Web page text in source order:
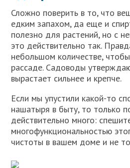
Сложно поверить в то, что
едким запахом, да еще и
полезно для растений, но с
это действительно так.
небольшом количестве,
рассаде. Садоводы
вырастает сильнее и крепче.
Если мы упустили какой-то
нашатыря в быту, то только
действительно много:
многофункциональностью
чистоты в вашем доме и не